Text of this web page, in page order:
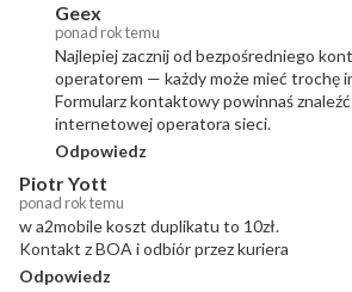
Geex
ponad rok temu
Najlepiej zacznij od bezpośredniego
operatorem — każdy może mieć trochę
Formularz kontaktowy powinnaś
internetowej operatora sieci.
Odpowiedz
Piotr Yott
ponad rok temu
w a2mobile koszt duplikatu to 10zł.
Kontakt z BOA i odbiór przez kuriera
Odpowiedz